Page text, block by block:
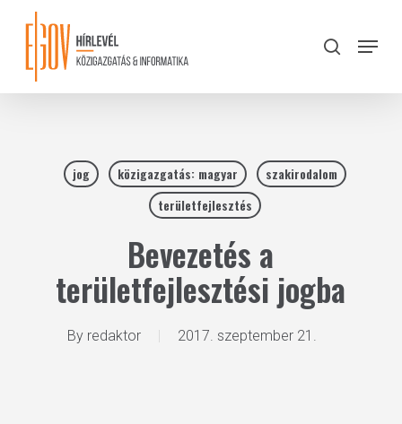
content
search
Menu
jog közigazgatás: magyar
szakirodalom
területfejlesztés
Bevezetés a
területfejlesztési jogba
By redaktor 2017. szeptember 21.
Close